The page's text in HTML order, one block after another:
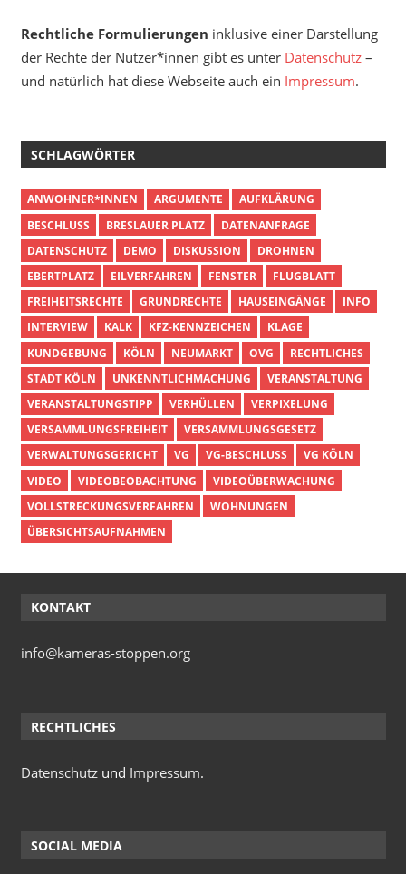
Rechtliche Formulierungen inklusive einer Darstellung
der Rechte der Nutzer*innen gibt es unter Datenschutz–
und natürlich hat diese Webseite auch ein Impressum.
SCHLAGWÖRTER
ANWOHNER*INNEN ARGUMENTE
AUFKLÄRUNG
BESCHLUSS
BRESLAUER PLATZ
DATENANFRAGE
DATENSCHUTZ
DEMO DISKUSSION
DROHNEN
EBERTPLATZ
EILVERFAHREN FENSTER
FLUGBLATT
FREIHEITSRECHTE
GRUNDRECHTE HAUSEINGÄNGE
INFO
INTERVIEW
KALK KFZ-KENNZEICHEN
KLAGE
KUNDGEBUNG
KÖLN NEUMARKT OVG
RECHTLICHES
STADT KÖLN
UNKENNTLICHMACHUNG
VERANSTALTUNG
VERANSTALTUNGSTIPP
VERHÜLLEN
VERPIXELUNG
VERSAMMLUNGSFREIHEIT
VERSAMMLUNGSGESETZ
VERWALTUNGSGERICHT
VG VG-BESCHLUSS
VG KÖLN
VIDEO
VIDEOBEOBACHTUNG
VIDEOÜBERWACHUNG
VOLLSTRECKUNGSVERFAHREN
WOHNUNGEN
ÜBERSICHTSAUFNAHMEN
KONTAKT
info@kameras-stoppen.org
RECHTLICHES
Datenschutzund Impressum.
SOCIAL MEDIA